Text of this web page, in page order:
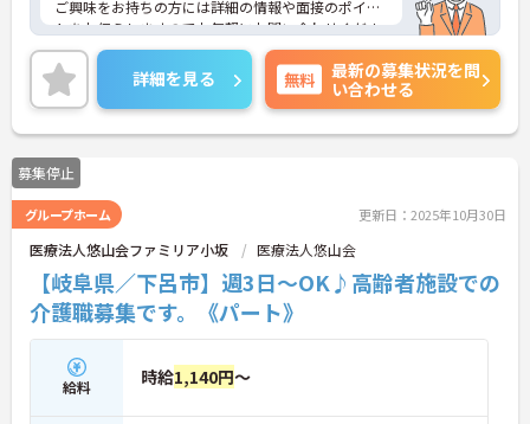
ご興味をお持ちの方には詳細の情報や面接のポイン
トをお伝えしますのでお気軽にお問い合わせくださ
いませ。
詳細を見る 無料
最新の募集状況を問
い合わせる
募集停止
グループホーム 更新日：2025年10月30日
医療法人悠山会ファミリア小坂 医療法人悠山会
【岐阜県／下呂市】週3日～OK♪高齢者施設での
介護職募集です。《パート》
給料 時給1,140円～